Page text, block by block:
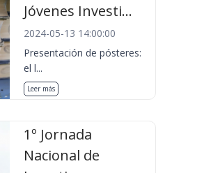
Jóvenes Investi...
2024-05-13 14:00:00
Presentación de pósteres:
el l...
Leer más
1º Jornada
Nacional de